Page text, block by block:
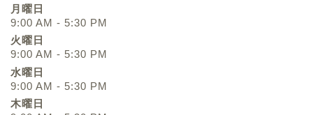
月曜日
9:00 AM - 5:30 PM
火曜日
9:00 AM - 5:30 PM
水曜日
9:00 AM - 5:30 PM
木曜日